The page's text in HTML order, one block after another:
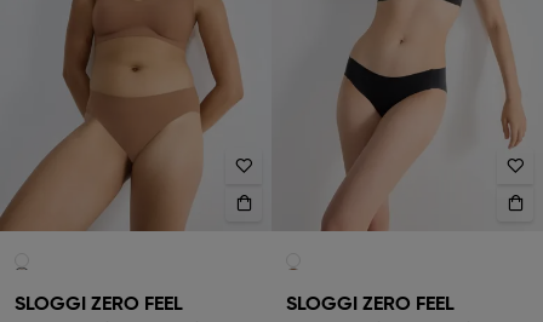
SLOGGI ZERO FEEL
SLOGGI ZERO FEEL